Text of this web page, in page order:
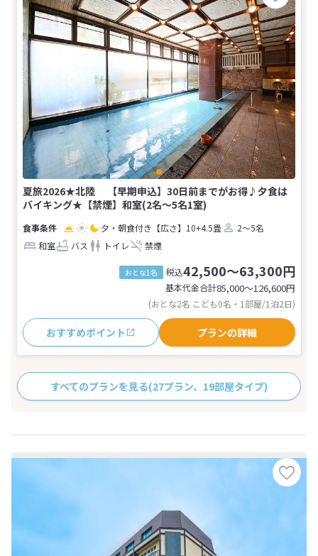
夏旅2026★北陸 【早期申込】30日前までがお得♪夕食は
バイキング★【禁煙】和室(2名～5名1室)
夕・朝食付き 【広さ】10+4.5畳
2～5名
和室
バス トイレ 禁煙
おとな1名 税込42,500～63,300円
基本代金合計85,000〜126,600円
(おとな2名 こども0名・1部屋/1泊2日)
おすすめポイント プランの詳細
すべてのプランを見る(27プラン、19部屋タイプ)